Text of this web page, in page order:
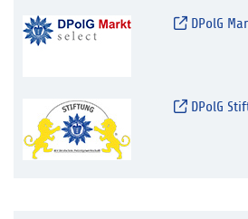
DPolG
DPolG